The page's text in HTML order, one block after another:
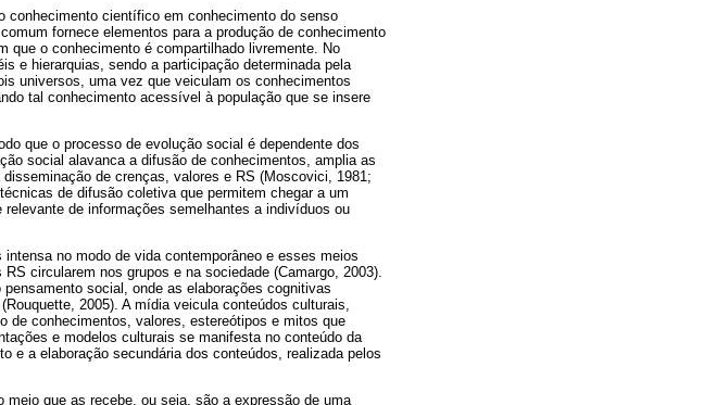
conhecimento científico em conhecimento do senso
fornece elementos para a produção de conhecimento
que o conhecimento é compartilhado livremente. No
e hierarquias, sendo a participação determinada pela
universos, uma vez que veiculam os conhecimentos
tal conhecimento acessível à população que se insere
que o processo de evolução social é dependente dos
social alavanca a difusão de conhecimentos, amplia as
de crenças, valores e RS (Moscovici, 1981;
de difusão coletiva que permitem chegar a um
de informações semelhantes a indivíduos ou
no modo de vida contemporâneo e esses meios
circularem nos grupos e na sociedade (Camargo, 2003).
social, onde as elaborações cognitivas
2005). A mídia veicula conteúdos culturais,
de conhecimentos, valores, estereótipos e mitos que
e modelos culturais se manifesta no conteúdo da
e a elaboração secundária dos conteúdos, realizada pelos
que as recebe, ou seja, são a expressão de uma